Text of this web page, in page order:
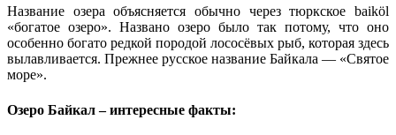
Название озера объясняется обычно через тюркское baiköl
«богатое озеро». Названо озеро было так потому, что оно
особенно богато редкой породой лососёвых рыб, которая здесь
вылавливается. Прежнее русское название Байкала — «Святое
море».
Озеро Байкал – интересные факты: